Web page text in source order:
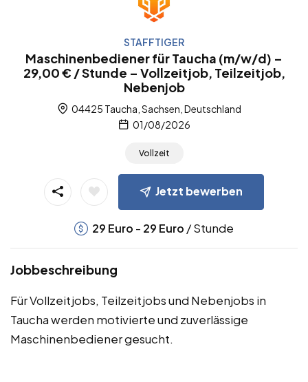
STAFFTIGER
Maschinenbediener für Taucha (m/w/d) –
29,00 € / Stunde – Vollzeitjob, Teilzeitjob,
Nebenjob
04425 Taucha, Sachsen, Deutschland
01/08/2026
Vollzeit
Jetzt bewerben
29 Euro - 29 Euro / Stunde
Jobbeschreibung
Für Vollzeitjobs, Teilzeitjobs und Nebenjobs in
Taucha werden motivierte und zuverlässige
Maschinenbediener gesucht.